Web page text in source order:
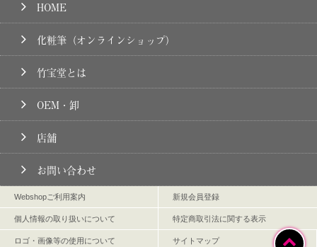
HOME
化粧筆（オンラインショップ）
竹宝堂とは
OEM・卸
店舗
お問い合わせ
Webshopご利用案内 新規会員登録
個人情報の取り扱いについて 特定商取引法に関する表示
ロゴ・画像等の使用について サイトマップ